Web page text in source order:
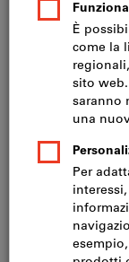
Prezzo per 1
IVA inclusa Prezzo
IVA esclusa CHF